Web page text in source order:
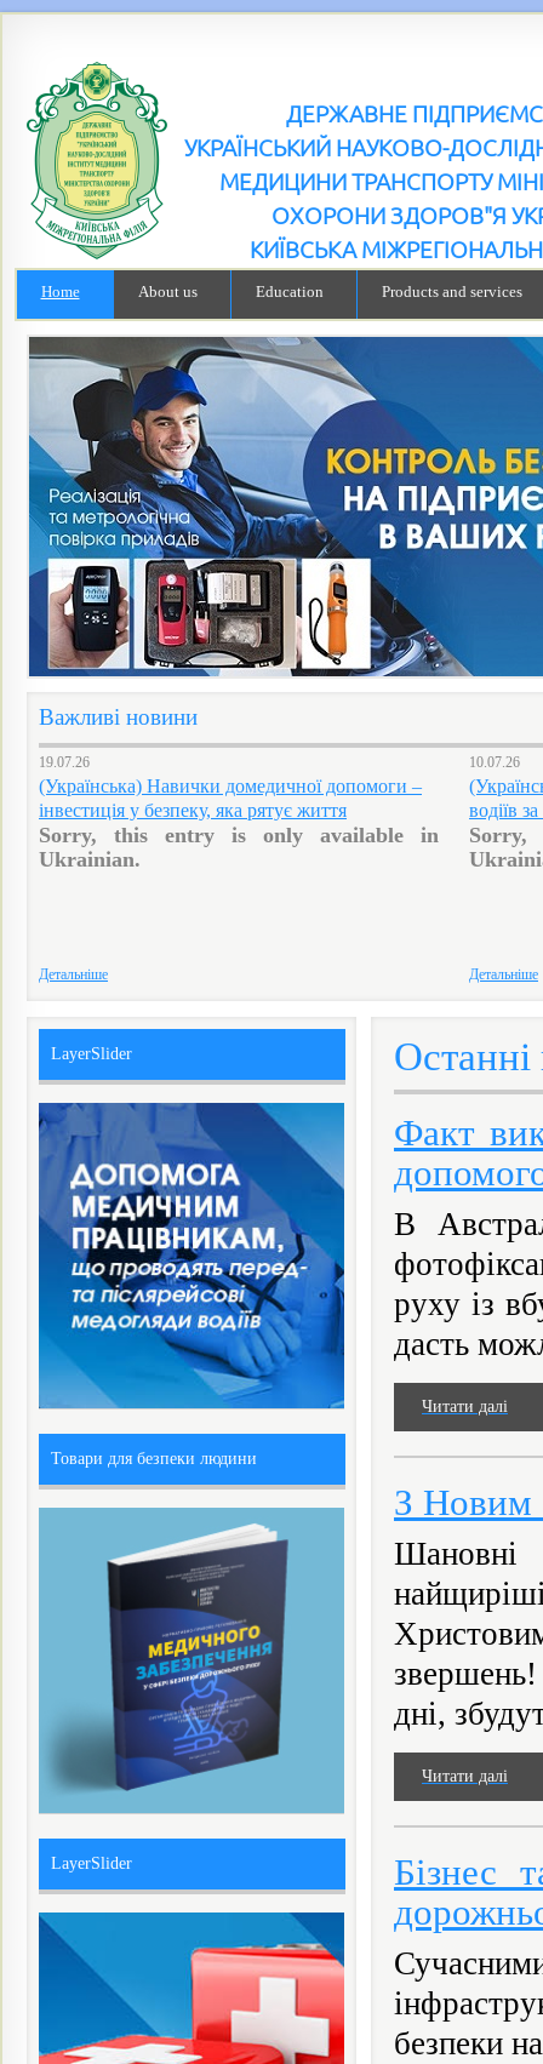
ДЕРЖАВНЕ
УКРАЇНСЬКИЙ НАУКОВО-
МЕДИЦИНИ ТРАНСПОРТУ
ОХОРОНИ ЗДОРОВ"Я
КИЇВСЬКА
Home About us Education Products and services
Важливі новини
19.07.26
(Українська) Навички домедичної допомоги –
інвестиція у безпеку, яка рятує життя
Sorry, this entry is only available in
Ukrainian.
Детальніше
10.07.26
водіїв
Детальніше
Факт
В
руху із
дасть
Читати далі
З Новим
Шановні
звершень!
дні,
Читати далі
Бізнес
безпеки
LayerSlider
Товари для безпеки людини
LayerSlider